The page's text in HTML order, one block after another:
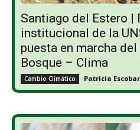
Santiago del Estero |
institucional de la
puesta en marcha
Bosque – Clima
Cambio Climático Patricia Escobar